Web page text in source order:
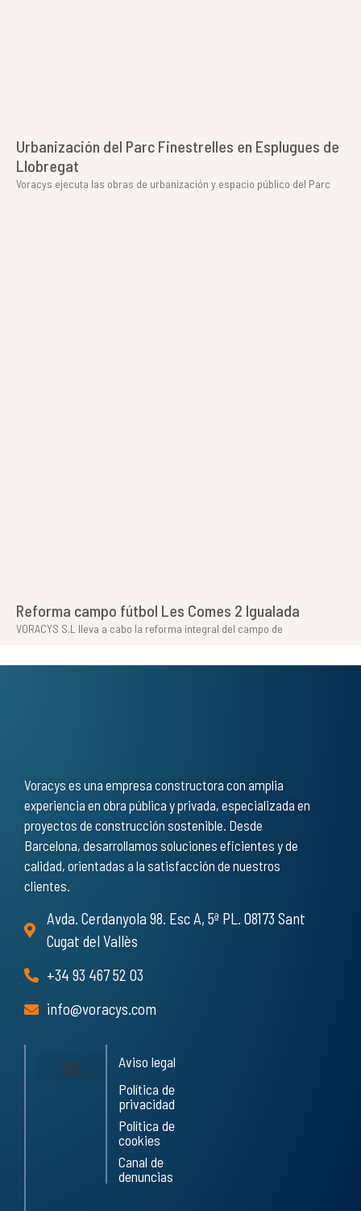
Urbanización del Parc Finestrelles en Esplugues de
Llobregat
Voracys ejecuta las obras de urbanización y espacio público del Parc
Reforma campo fútbol Les Comes 2 Igualada
VORACYS S.L lleva a cabo la reforma integral del campo de
Voracys es una empresa constructora con amplia
experiencia en obra pública y privada, especializada en
proyectos de construcción sostenible. Desde
Barcelona, desarrollamos soluciones eficientes y de
calidad, orientadas a la satisfacción de nuestros
clientes.
Avda. Cerdanyola 98. Esc A, 5ª PL. 08173 Sant
Cugat del Vallès
+34 93 467 52 03
info@voracys.com
Aviso legal
Política de
privacidad
Política de
cookies
Canal de
denuncias